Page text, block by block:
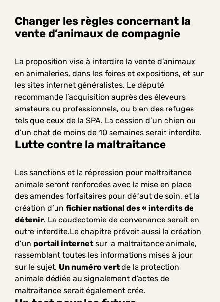
Changer les règles concernant la
vente d’animaux de compagnie
La proposition vise à interdire la vente d’animaux
en animaleries, dans les foires et expositions, et sur
les sites internet généralistes. Le député
recommande l’acquisition auprès des éleveurs
amateurs ou professionnels, ou bien des refuges
tels que ceux de la SPA. La cession d’un chien ou
d’un chat de moins de 10 semaines serait interdite.
Lutte contre la maltraitance
Les sanctions et la répression pour maltraitance
animale seront renforcées avec la mise en place
des amendes forfaitaires pour défaut de soin, et la
création d’un fichier national des « interdits de
détenir. La caudectomie de convenance serait en
outre interdite.Le chapitre prévoit aussi la création
d’un portail internet sur la maltraitance animale,
rassemblant toutes les informations mises à jour
sur le sujet. Un numéro vertde la protection
animale dédiée au signalement d’actes de
maltraitance serait également crée.